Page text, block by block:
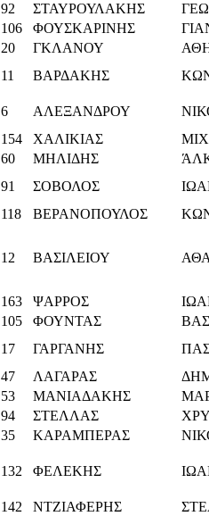
92 ΣΤΑΥΡΟΥΛΑΚΗΣ
106 ΦΟΥΣΚΑΡΙΝΗΣ
20 ΓΚΛΑΝΟΥ
11 ΒΑΡΔΑΚΗΣ
6 ΑΛΕΞΑΝΔΡΟΥ
154 ΧΑΛΙΚΙΑΣ
60 ΜΗΛΙΔΗΣ
91 ΣΟΒΟΛΟΣ
118 ΒΕΡΑΝΟΠΟΥΛΟΣ
12 ΒΑΣΙΛΕΙΟΥ
163 ΨΑΡΡΟΣ
105 ΦΟΥΝΤΑΣ
17 ΓΑΡΓΑΝΗΣ
47 ΛΑΓΑΡΑΣ
53 ΜΑΝΙΑΔΑΚΗΣ
94 ΣΤΕΛΛΑΣ
35 ΚΑΡΑΜΠΕΡΑΣ
132 ΦΕΛΕΚΗΣ
142 ΝΤΖΙΑΦΕΡΗΣ